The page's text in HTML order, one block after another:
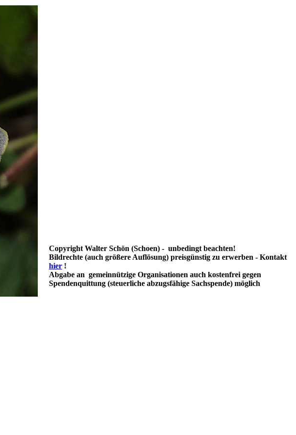
Copyright Walter Schön (Schoen) - unbedingt beachten!
Bildrechte (auch größere Auflösung) preisgünstig zu erwerben - Kontakt
hier !
Abgabe an gemeinnützige Organisationen auch kostenfrei gegen
Spendenquittung (steuerliche abzugsfähige Sachspende) möglich